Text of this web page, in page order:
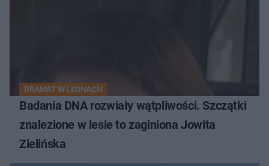
DRAMAT W LISINACH
Badania DNA rozwiały wątpliwości. Szczątki
znalezione w lesie to zaginiona Jowita
Zielińska